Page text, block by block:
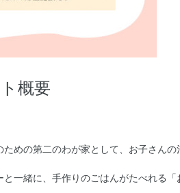
概要
めの第二のわが家として、お子さんの
一緒に、手作りのごはんがたべれる